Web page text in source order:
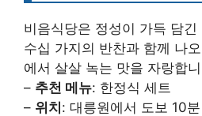
비음식당은 정성이 가득 담
수십 가지의 반찬과 함께 나
에서 살살 녹는 맛을 자랑합
– 추천 메뉴: 한정식 세트
– 위치 : 대릉원에서 도보 10분